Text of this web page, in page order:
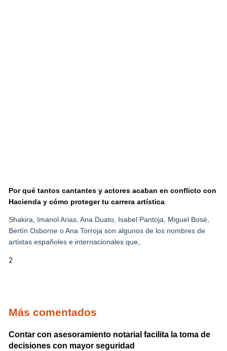
Por qué tantos cantantes y actores acaban en conflicto con
Hacienda y cómo proteger tu carrera artística
Shakira, Imanol Arias, Ana Duato, Isabel Pantoja, Miguel Bosé,
Bertín Osborne o Ana Torroja son algunos de los nombres de
artistas españoles e internacionales que,
Más comentados
Contar con asesoramiento notarial facilita la toma de
decisiones con mayor seguridad